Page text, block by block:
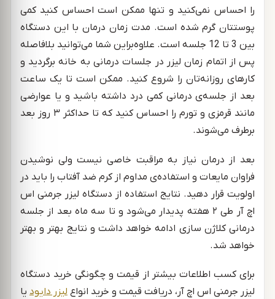
را احساس نمی‌کنید و تنها ممکن است احساس کنید کمی
پوستتان گرم شده است. مدت زمان درمان با این دستگاه
بین 3 تا 12 جلسه است. علاوه‌براین شما می‌توانید بلافاصله
پس از اتمام زمان لیزر در جلسات درمانی به خانه برگردید و
کارهای روزانه‌تان را شروع کنید. ممکن است تا یک ساعت
بعد از جلسه‌ی درمانی کمی درد داشته باشید و یا عوارضی
مانند قرمزی و تورم را احساس کنید که تا حداکثر ۳ روز بعد
برطرف می‌شوند.
بعد از درمان نیاز به مراقبت خاصی نیست ولی نوشیدن
فراوان مایعات و استفاده‌ی مداوم از کرم ضد آفتاب را باید در
اولویت قرار دهید. نتایج استفاده از دستگاه لیزر جرمنی اس
اچ آر طی ۲ هفته پدیدار می‌شود و تا سه ماه بعد از جلسه
درمانی کلاژن سازی ادامه خواهد داشت و نتایج بهتر و بهتر
خواهد شد.
برای کسب اطلاعات بیشتر از قیمت و چگونگی خرید دستگاه
لیزر جرمنی اس اچ آر، دریافت قیمت و خرید انواعلیزر دایود یا